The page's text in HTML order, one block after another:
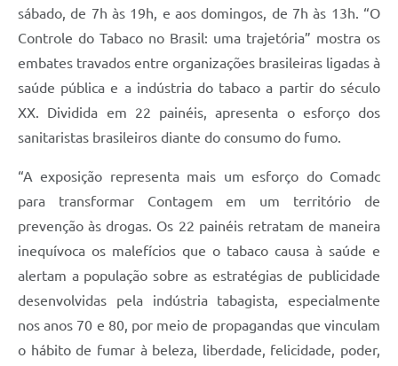
sábado, de 7h às 19h, e aos domingos, de 7h às 13h. “O
Controle do Tabaco no Brasil: uma trajetória” mostra os
embates travados entre organizações brasileiras ligadas à
saúde pública e a indústria do tabaco a partir do século
XX. Dividida em 22 painéis, apresenta o esforço dos
sanitaristas brasileiros diante do consumo do fumo.
“A exposição representa mais um esforço do Comadc
para transformar Contagem em um território de
prevenção às drogas. Os 22 painéis retratam de maneira
inequívoca os malefícios que o tabaco causa à saúde e
alertam a população sobre as estratégias de publicidade
desenvolvidas pela indústria tabagista, especialmente
nos anos 70 e 80, por meio de propagandas que vinculam
o hábito de fumar à beleza, liberdade, felicidade, poder,